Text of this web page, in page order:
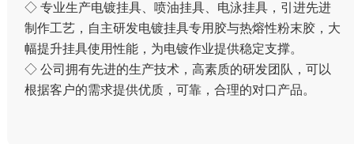
◇ 专业生产电镀挂具、喷油挂具、电泳挂具，引进先进
制作工艺，自主研发电镀挂具专用胶与热熔性粉末胶，大
幅提升挂具使用性能，为电镀作业提供稳定支撑。
◇ 公司拥有先进的生产技术，高素质的研发团队，可以
根据客户的需求提供优质，可靠，合理的对口产品。